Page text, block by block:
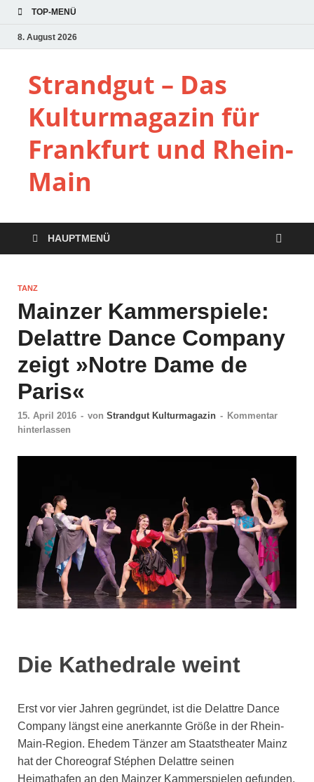
TOP-MENÜ
8. August 2026
Strandgut – Das
Kulturmagazin für
Frankfurt und Rhein-
Main
HAUPTMENÜ
TANZ
Mainzer Kammerspiele:
Delattre Dance Company
zeigt »Notre Dame de
Paris«
15. April 2016 - von Strandgut Kulturmagazin - Kommentar
hinterlassen
Die Kathedrale weint
Erst vor vier Jahren gegründet, ist die Delattre Dance
Company längst eine anerkannte Größe in der Rhein-
Main-Region. Ehedem Tänzer am Staatstheater Mainz
hat der Choreograf Stéphen Delattre seinen
Heimathafen an den Mainzer Kammerspielen gefunden.